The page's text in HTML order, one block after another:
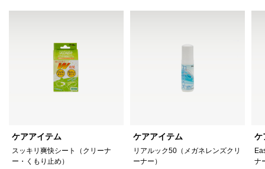
ケアアイテム
スッキリ爽快シート（クリーナ
ー・くもり止め）
ケアアイテム
リアルック50（メガネレンズクリ
ーナー）
ケ
ナ